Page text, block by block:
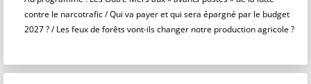
contre le narcotrafic / Qui va payer et qui sera épargné par le budget
2027 ? / Les feux de forêts vont-ils changer notre production agricole ?